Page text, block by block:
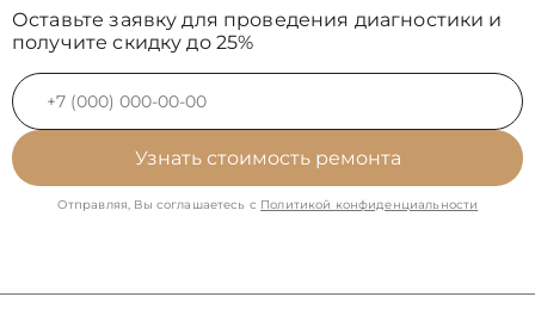
Оставьте заявку для проведения диагностики и
получите скидку до 25%
Узнать стоимость ремонта
Отправляя, Вы соглашаетесь с Политикой конфиденциальности